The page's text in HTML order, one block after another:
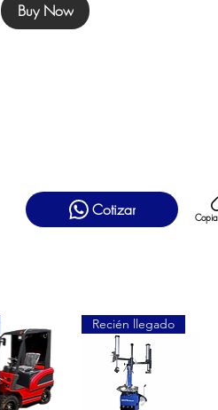
Buy Now
Cotizar
Recién llegado